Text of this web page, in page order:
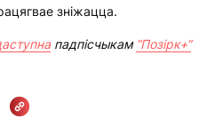
зніжацца.
падпісчыкам “Позірк+“